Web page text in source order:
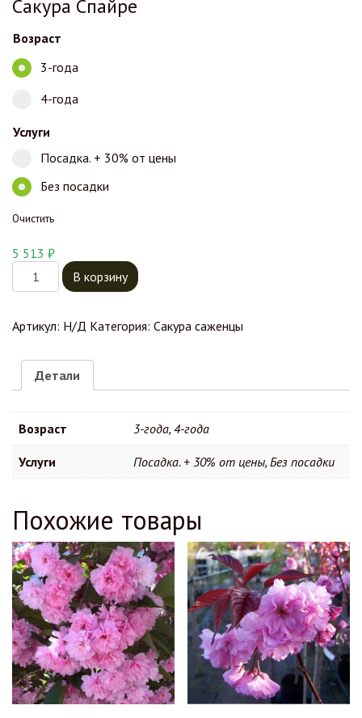
Сакура Спайре
Возраст
3-года
4-года
Услуги
Посадка. + 30% от цены
Без посадки
Очистить
5 513 ₽
Количество товара Сакура Спайре
В корзину
Артикул: Н/Д Категория: Сакура саженцы
Детали
Возраст 3-года, 4-года
Услуги Посадка. + 30% от цены, Без посадки
Похожие товары